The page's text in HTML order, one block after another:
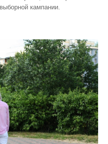
кампании.